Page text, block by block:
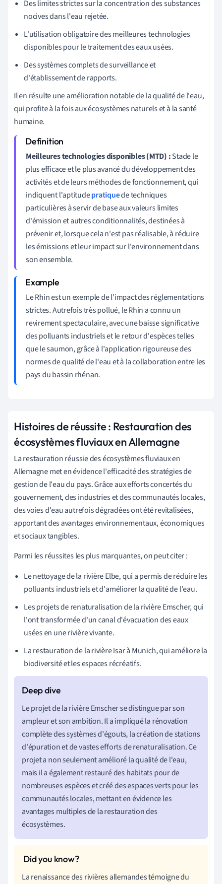
Des limites strictes sur la concentration des substances
nocives dans l'eau rejetée.
L'utilisation obligatoire des meilleures technologies
disponibles pour le traitement des eaux usées.
Des systèmes complets de surveillance et
d'établissement de rapports.
Il en résulte une amélioration notable de la qualité de l'eau,
qui profite à la fois aux écosystèmes naturels et à la santé
humaine.
Meilleures technologies disponibles (MTD) :Stade le
plus efficace et le plus avancé du développement des
activités et de leurs méthodes de fonctionnement, qui
indiquent l'aptitudepratiquede techniques
particulières à servir de base aux valeurs limites
d'émission et autres conditionnalités, destinées à
prévenir et, lorsque cela n'est pas réalisable, à réduire
les émissions et leur impact sur l'environnement dans
son ensemble.
Le Rhin est un exemple de l'impact des réglementations
strictes. Autrefois très pollué, le Rhin a connu un
revirement spectaculaire, avec une baisse significative
des polluants industriels et le retour d'espèces telles
que le saumon, grâce à l'application rigoureuse des
normes de qualité de l'eau et à la collaboration entre les
pays du bassin rhénan.
Histoires de réussite : Restauration des
écosystèmes fluviaux en Allemagne
La restauration réussie des écosystèmes fluviaux en
Allemagne met en évidence l'efficacité des stratégies de
gestion de l'eau du pays. Grâce aux efforts concertés du
gouvernement, des industries et des communautés locales,
des voies d'eau autrefois dégradées ont été revitalisées,
apportant des avantages environnementaux, économiques
et sociaux tangibles.
Parmi les réussites les plus marquantes, on peut citer :
Le nettoyage de la rivière Elbe, qui a permis de réduire les
polluants industriels et d'améliorer la qualité de l'eau.
Les projets de renaturalisation de la rivière Emscher, qui
l'ont transformée d'un canal d'évacuation des eaux
usées en une rivière vivante.
La restauration de la rivière Isar à Munich, qui améliore la
biodiversité et les espaces récréatifs.
Le projet de la rivière Emscher se distingue par son
ampleur et son ambition. Il a impliqué la rénovation
complète des systèmes d'égouts, la création de stations
d'épuration et de vastes efforts de renaturalisation. Ce
projet a non seulement amélioré la qualité de l'eau,
mais il a également restauré des habitats pour de
nombreuses espèces et créé des espaces verts pour les
communautés locales, mettant en évidence les
avantages multiples de la restauration des
écosystèmes.
La renaissance des rivières allemandes témoigne du